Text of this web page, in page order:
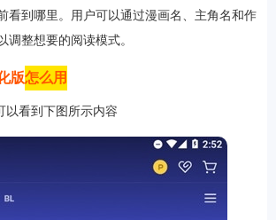
看到哪里。用户可以通过漫画名、主角名和作
调整想要的阅读模式。
版怎么用
以看到下图所示内容